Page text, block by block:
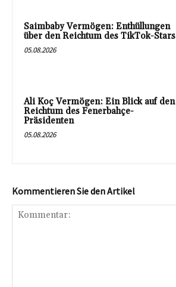
Saimbaby Vermögen: Enthüllungen
über den Reichtum des TikTok-Stars
05.08.2026
Ali Koç Vermögen: Ein Blick auf den
Reichtum des Fenerbahçe-
Präsidenten
05.08.2026
Kommentieren Sie den Artikel